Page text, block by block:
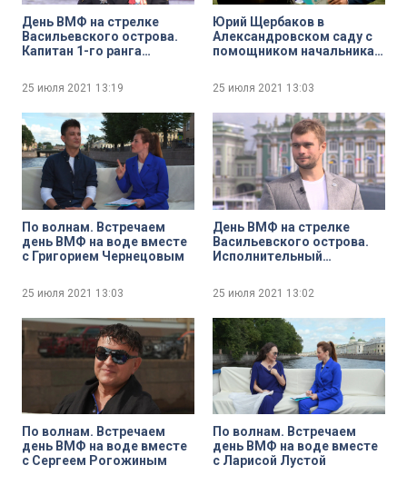
День ВМФ на стрелке
Васильевского острова.
Капитан 1-го ранга
25 июля 2021 13:19
Юрий Щербаков в
Александровском саду с
помощником начальника
Кузнецова по работе с
военнослужащими
нейромонахом
Вениамином
25 июля 2021 13:03
По волнам. Встречаем
день ВМФ на воде вместе
с Григорием Чернецовым
25 июля 2021 13:03
День ВМФ на стрелке
Васильевского острова.
Исполнительный
Русского
общества, водолаз-
исследователь Сергей
Фокин
25 июля 2021 13:02
По волнам. Встречаем
день ВМФ на воде вместе
с Сергеем Рогожиным
По волнам. Встречаем
день ВМФ на воде вместе
с Ларисой Лустой